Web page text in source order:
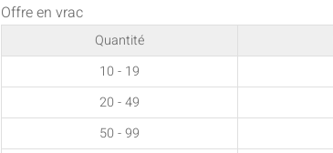
Offre en vrac
Quantité
10 - 19
20 - 49
50 - 99